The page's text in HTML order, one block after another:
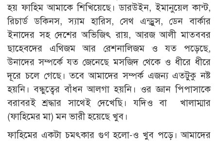
হয় ফাহিম আমাকে শিখিয়েছে। ডারউইন, ইমানুয়েল কান্ট,
রিচার্ড ডকিনস, স্যাম হারিস, সেথ এন্ড্রুস, ডেন বার্কার
ইনাদের সহ দেশের অভিজিৎ রায়, আরজ আলী মাতববর
ছাহেবদের এথিজম আর রেশনালিজম ও যত পড়েছে,
উনাদের সম্পর্কে যত জেনেছে মসজিদ থেকে ও ধীরে ধীরে
দূরে চলে গেছে। তবে আমাদের সম্পর্ক এজন্য এতটুকু নষ্ট
হয়নি। বন্ধুত্বের বাঁধন আলগা হয়নি। ওর জ্ঞান পিপাসাকে
বরাবরই শ্রদ্ধার সাথেই দেখেছি। যদিও বা খালাম্মার
(ফাহিমের মা) মন ভারী হয়েছে খুব।
ফাহিমের একটা চমৎকার গুণ হলো-ও খুব পড়ে। আমাদের